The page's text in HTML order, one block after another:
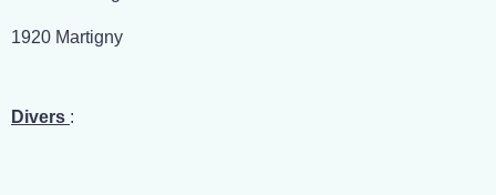
1920 Martigny
Divers :